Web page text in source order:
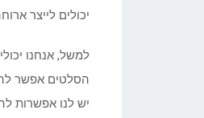
יכולים לייצר
למשל, אנחנו
הסלטים אפשר
יש לנו אפשרות